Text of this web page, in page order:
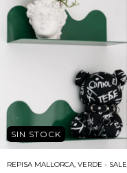
SIN STOCK
REPISA MALLORCA, VERDE - SALE